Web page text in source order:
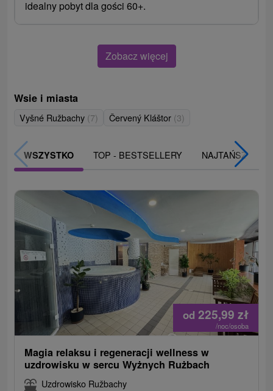
idealny pobyt dla gości 60+.
Zobacz więcej
Wsie i miasta
Vyšné Ružbachy (7) Červený Kláštor (3)
WSZYSTKO TOP - BESTSELLERY NAJTAŃSZE
od 225,99 zł
/noc/osoba
Magia relaksu i regeneracji wellness w
uzdrowisku w sercu Wyżnych Rużbach
Uzdrowisko Ružbachy